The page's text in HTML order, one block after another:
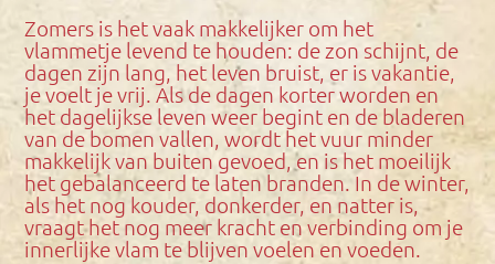
Zomers is het vaak makkelijker om het
vlammetje levend te houden: de zon schijnt, de
dagen zijn lang, het leven bruist, er is vakantie,
je voelt je vrij. Als de dagen korter worden en
het dagelijkse leven weer begint en de bladeren
van de bomen vallen, wordt het vuur minder
makkelijk van buiten gevoed, en is het moeilijk
het gebalanceerd te laten branden. In de winter,
als het nog kouder, donkerder, en natter is,
vraagt het nog meer kracht en verbinding om je
innerlijke vlam te blijven voelen en voeden.